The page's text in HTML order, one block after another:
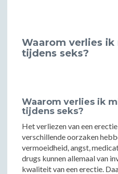
Waarom verlies
tijdens seks?
Waarom verlies ik
tijdens seks?
Het verliezen van een
verschillende oorzaken
vermoeidheid, angst,
drugs kunnen allemaal van
kwaliteit van een erectie.